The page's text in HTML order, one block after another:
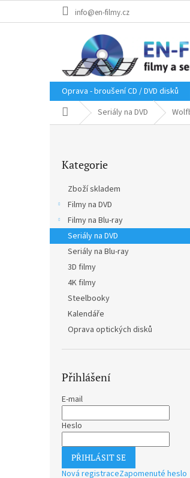
info@en-filmy.cz
Oprava - broušení CD / DVD disků
Domů Seriály na DVD
kategorie
Kategorie
Zboží skladem
Filmy na DVD
Filmy na Blu-ray
Seriály na DVD
Seriály na Blu-ray
3D filmy
4K filmy
Steelbooky
Kalendáře
Oprava optických disků
Přihlášení
E-mail
Heslo
PŘIHLÁSIT SE
Nová registraceZapomenuté heslo